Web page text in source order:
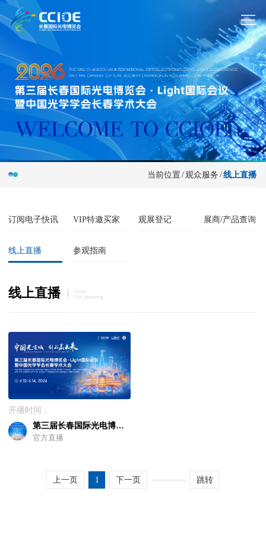
当前位置/观众服务 /线上直播
订阅电子快讯 VIP特邀买家 观展登记 展商/产品查询
线上直播 参观指南
线上直播
Online
Live Streaming
开播时间：
第三届长春国际光电博览会·Light国际会议暨中国光学学会长春学术大会
官方直播
上一页 1 下一页 跳转